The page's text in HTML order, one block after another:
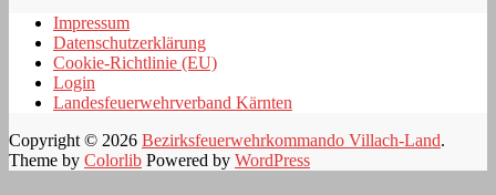
Impressum
Datenschutzerklärung
Cookie-Richtlinie (EU)
Login
Landesfeuerwehrverband Kärnten
Copyright © 2026 Bezirksfeuerwehrkommando Villach-Land.
Theme by Colorlib Powered by WordPress